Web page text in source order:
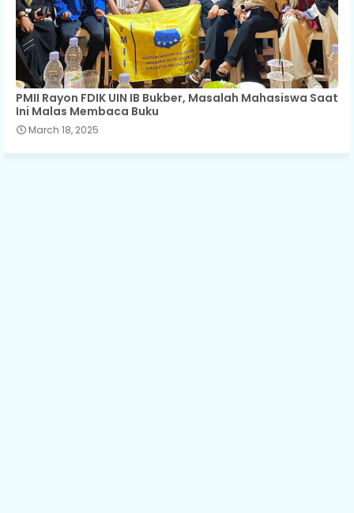
PMII Rayon FDIK UIN IB Bukber, Masalah Mahasiswa Saat
Ini Malas Membaca Buku
March 18, 2025